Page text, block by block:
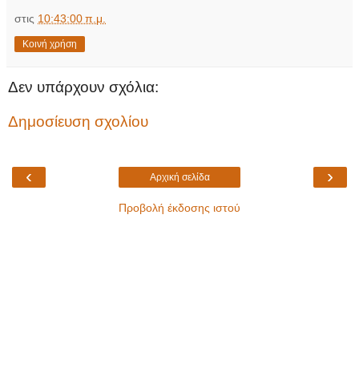
στις 10:43:00 π.μ.
Κοινή χρήση
Δεν υπάρχουν σχόλια:
Δημοσίευση σχολίου
‹ ›
Αρχική σελίδα
Προβολή έκδοσης ιστού